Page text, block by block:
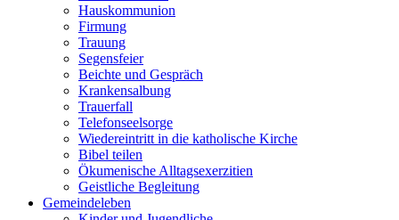
Hauskommunion
Firmung
Trauung
Segensfeier
Beichte und Gespräch
Krankensalbung
Trauerfall
Telefonseelsorge
Wiedereintritt in die katholische Kirche
Bibel teilen
Ökumenische Alltagsexerzitien
Geistliche Begleitung
Gemeindeleben